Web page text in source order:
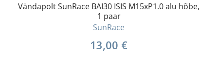
Vändapolt SunRace BAI30 ISIS M15xP1.0 alu hõbe,
1 paar
SunRace
13,00 €